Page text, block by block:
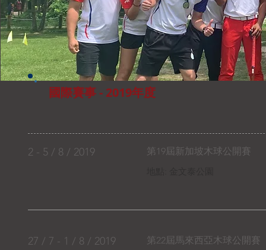
國際賽事 - 2019年度
2 - 5 / 8 / 2019
第19屆新加坡木球公開賽
27 / 7 - 1 / 8 / 2019
第22屆馬來西亞木球公開賽